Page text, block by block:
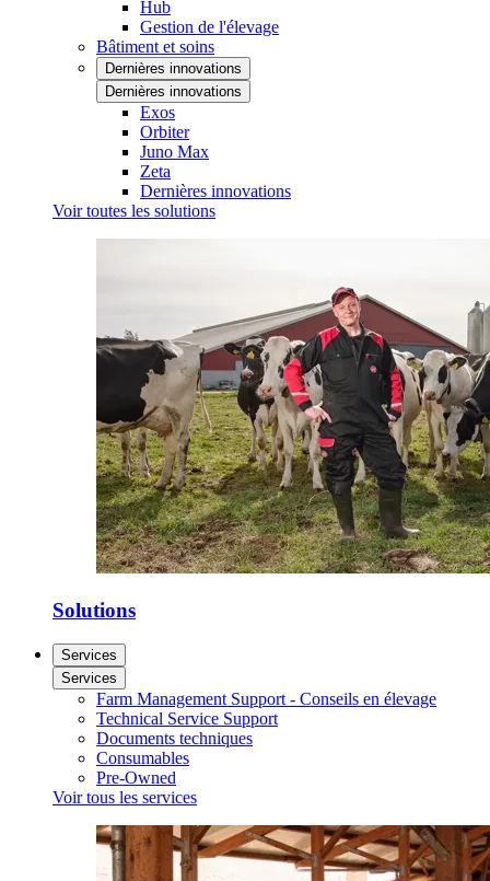
Hub
Gestion de l'élevage
Bâtiment et soins
Dernières innovations
Dernières innovations
Exos
Orbiter
Juno Max
Zeta
Dernières innovations
Voir toutes les solutions
Solutions
Services
Services
Farm Management Support - Conseils en élevage
Technical Service Support
Documents techniques
Consumables
Pre-Owned
Voir tous les services